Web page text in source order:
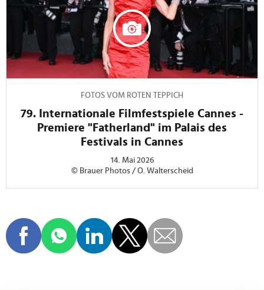
FOTOS VOM ROTEN TEPPICH
79. Internationale Filmfestspiele Cannes -
Premiere "Fatherland" im Palais des
Festivals in Cannes
14. Mai 2026
© Brauer Photos / O. Walterscheid